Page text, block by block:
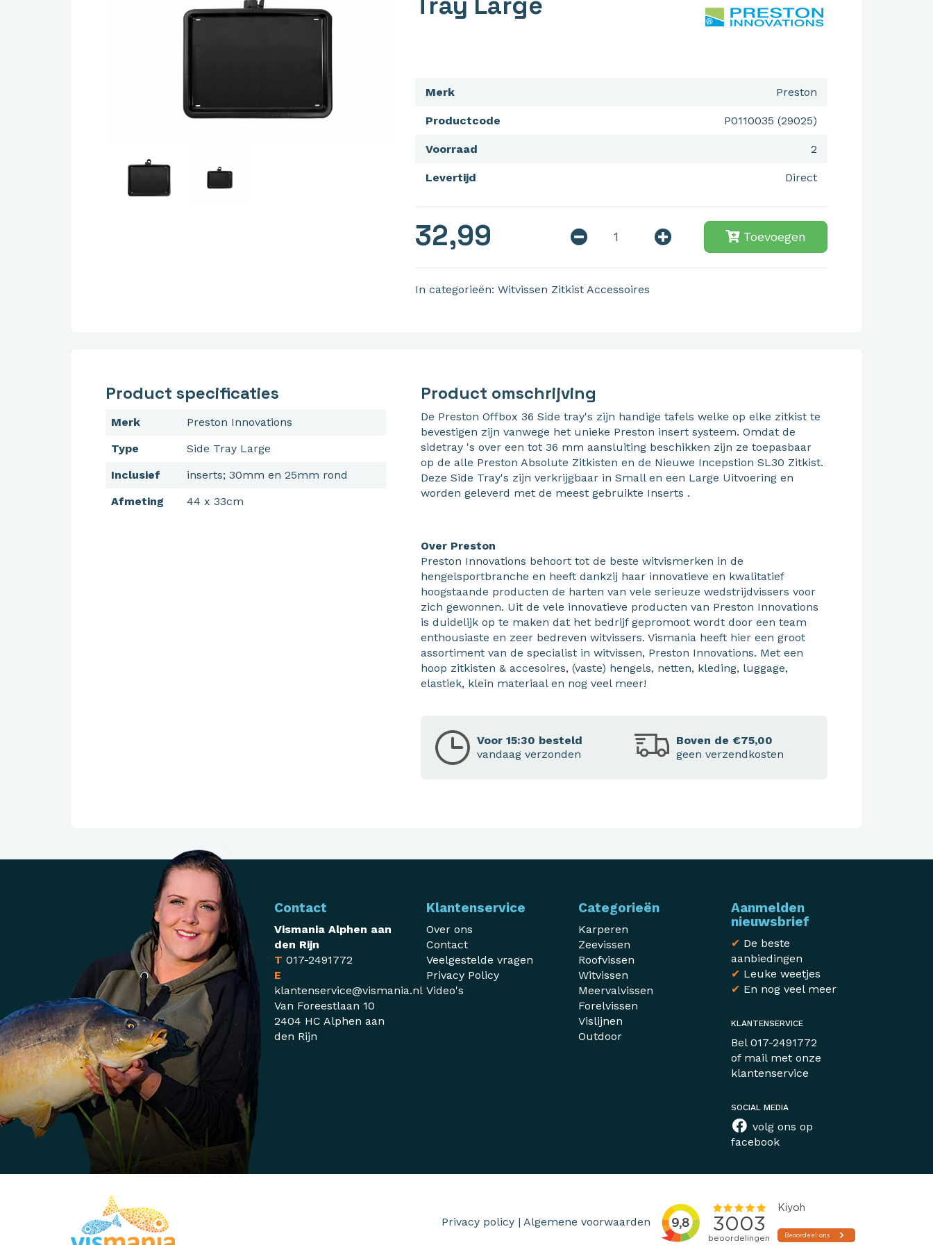
Preston
Merk
P0110035 (29025)
Productcode
2
Voorraad
Direct
Levertijd
32,99 Toevoegen
In categorieën: Witvissen Zitkist Accessoires
Product specificaties
Merk
Preston Innovations
Type
Side Tray Large
Inclusief
inserts; 30mm en 25mm rond
Afmeting
44 x 33cm
Product omschrijving
De Preston Offbox 36 Side tray's zijn handige tafels welke op elke zitkist te
bevestigen zijn vanwege het unieke Preston insert systeem. Omdat de
sidetray 's over een tot 36 mm aansluiting beschikken zijn ze toepasbaar
op de alle Preston Absolute Zitkisten en de Nieuwe Incepstion SL30 Zitkist.
Deze Side Tray's zijn verkrijgbaar in Small en een Large Uitvoering en
worden geleverd met de meest gebruikte Inserts .
Over Preston
Preston Innovations behoort tot de beste witvismerken in de
hengelsportbranche en heeft dankzij haar innovatieve en kwalitatief
hoogstaande producten de harten van vele serieuze wedstrijdvissers voor
zich gewonnen. Uit de vele innovatieve producten van Preston Innovations
is duidelijk op te maken dat het bedrijf gepromoot wordt door een team
enthousiaste en zeer bedreven witvissers. Vismania heeft hier een groot
assortiment van de specialist in witvissen, Preston Innovations. Met een
hoop zitkisten & accesoires, (vaste) hengels, netten, kleding, luggage,
elastiek, klein materiaal en nog veel meer!
Voor 15:30 besteld
vandaag verzonden
Boven de €75,00
geen verzendkosten
Contact
Vismania Alphen aan
den Rijn
T 017-2491772
E
klantenservice@vismania.nl
Van Foreestlaan 10
2404 HC Alphen aan
den Rijn
Klantenservice
Over ons
Contact
Veelgestelde vragen
Privacy Policy
Video's
Categorieën
Karperen
Zeevissen
Roofvissen
Witvissen
Meervalvissen
Forelvissen
Vislijnen
Outdoor
Aanmelden
nieuwsbrief
✔ De beste
aanbiedingen
✔ Leuke weetjes
✔ En nog veel meer
KLANTENSERVICE
Bel 017-2491772
of mail met onze
klantenservice
SOCIAL MEDIA
volg ons op
facebook
Privacy policy | Algemene voorwaarden